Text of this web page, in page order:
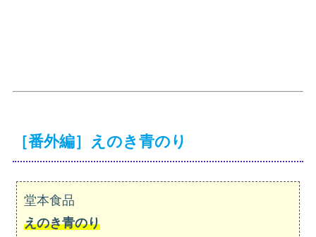
［番外編］えのき青のり
堂本食品
えのき青のり